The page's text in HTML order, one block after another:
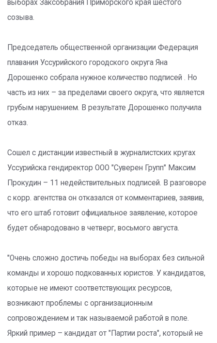
выборах Заксобрания Приморского края шестого
созыва.
Председатель общественной организации Федерация
плавания Уссурийского городского округа Яна
Дорошенко собрала нужное количество подписей . Но
часть из них – за пределами своего округа, что является
грубым нарушением. В результате Дорошенко получила
отказ.
Сошел с дистанции известный в журналистских кругах
Уссурийска гендиректор ООО "Суверен Групп" Максим
Прокудин – 11 недействительных подписей. В разговоре
с корр. агентства он отказался от комментариев, заявив,
что его штаб готовит официальное заявление, которое
будет обнародовано в четверг, восьмого августа.
"Очень сложно достичь победы на выборах без сильной
команды и хорошо подкованных юристов. У кандидатов,
которые не имеют соответствующих ресурсов,
возникают проблемы с организационным
сопровождением и так называемой работой в поле.
Яркий пример – кандидат от "Партии роста", который не